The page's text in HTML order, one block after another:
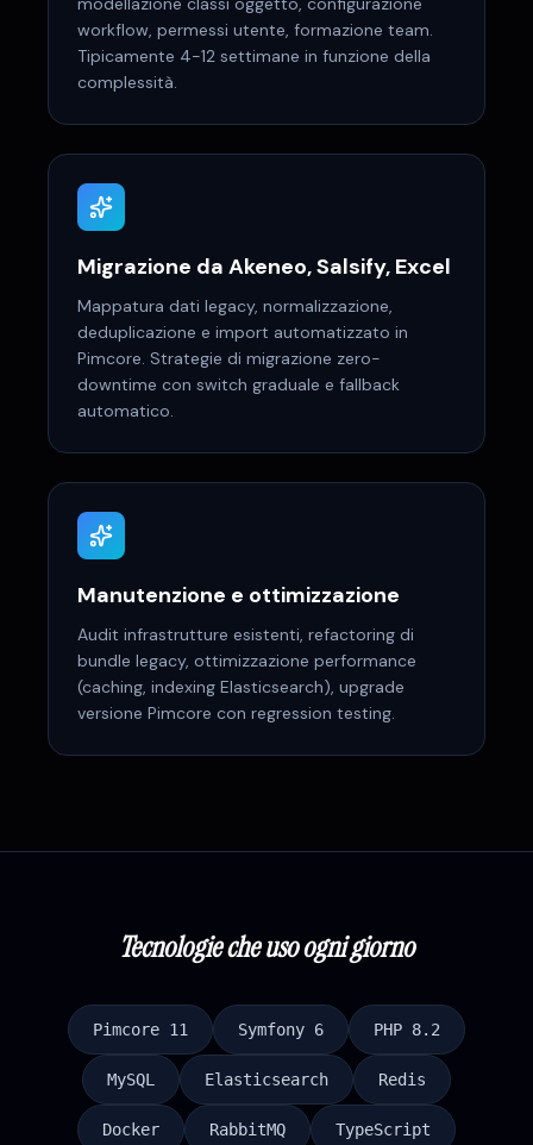
workflow, permessi utente, formazione team.
Tipicamente 4-12 settimane in funzione della
complessità.
Migrazione da Akeneo, Salsify, Excel
Mappatura dati legacy, normalizzazione,
deduplicazione e import automatizzato in
Pimcore. Strategie di migrazione zero-
downtime con switch graduale e fallback
automatico.
Manutenzione e ottimizzazione
Audit infrastrutture esistenti, refactoring di
bundle legacy, ottimizzazione performance
(caching, indexing Elasticsearch), upgrade
versione Pimcore con regression testing.
Tecnologie che uso ogni giorno
Pimcore 11 Symfony 6 PHP 8.2
MySQL Elasticsearch Redis
Docker RabbitMQ TypeScript